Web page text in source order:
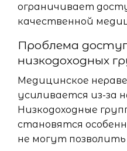
ограничивает
качественной
Проблема
низкодоходных
Медицинское
усиливается из-за
Низкодоходные
становятся
не могут